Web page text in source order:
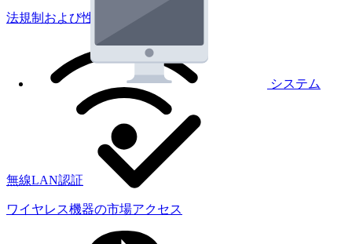
システム
法規制および性能試験
無線LAN認証
ワイヤレス機器の市場アクセス